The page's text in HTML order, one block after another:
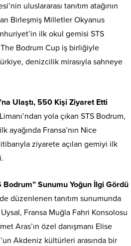
uluslararası tanıtım atağının
Birleşmiş Milletler Okyanus
ilk okul gemisi STS
The Bodrum Cup iş birliğiyle
denizcilik mirasıyla sahneye
Ulaştı, 550 Kişi Ziyaret Etti
yola çıkan STS Bodrum,
ayağında Fransa’nın Nice
itibarıyla ziyarete açılan gemiyi ilk
Bodrum” Sunumu Yoğun İlgi Gördü
düzenlenen tanıtım sunumunda
Fransa Muğla Fahri Konsolosu
Aras’ın özel danışmanı Elise
Akdeniz kültürleri arasında bir